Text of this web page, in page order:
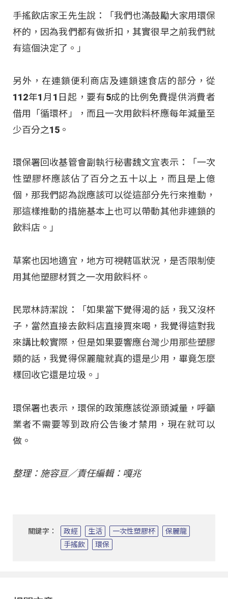
手搖飲店家王先生說：「我們也滿鼓勵大家用環保
杯的，因為我們都有做折扣，其實很早之前我們就
有這個決定了。」
另外，在連鎖便利商店及連鎖速食店的部分，從
112年1月1日起，要有5成的比例免費提供消費者
借用「循環杯」，而且一次用飲料杯應每年減量至
少百分之15。
環保署回收基管會副執行秘書魏文宜表示：「一次
性塑膠杯應該佔了百分之五十以上，而且是上億
個，那我們認為說應該可以從這部分先行來推動，
那這樣推動的措施基本上也可以帶動其他非連鎖的
飲料店。」
草案也因地適宜，地方可視轄區狀況，是否限制使
用其他塑膠材質之一次用飲料杯。
民眾林詩潔說：「如果當下覺得渴的話，我又沒杯
子，當然直接去飲料店直接買來喝，我覺得這對我
來講比較實際，但是如果要響應台灣少用那些塑膠
類的話，我覺得保麗龍就真的還是少用，畢竟怎麼
樣回收它還是垃圾。」
環保署也表示，環保的政策應該從源頭減量，呼籲
業者不需要等到政府公告後才禁用，現在就可以
做。
整理：施容亘／責任編輯：嘎兆
關鍵字： 政經 生活 一次性塑膠杯
保麗龍
手搖飲
環保